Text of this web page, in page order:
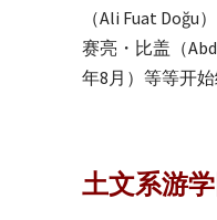
（Ali Fuat Doğu
赛亮・比盖（
年8月）等等开始
土文系游